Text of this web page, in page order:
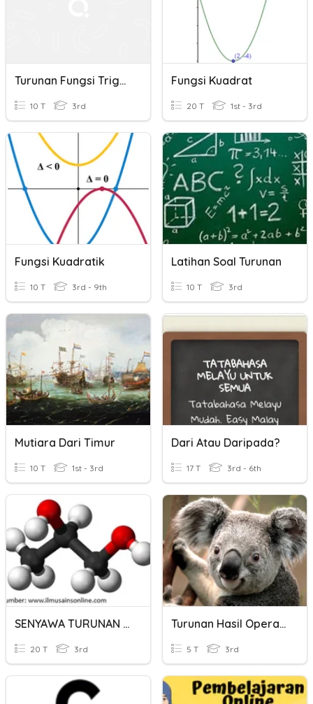
Turunan Fungsi Trigonometri
10 T 3rd
Fungsi Kuadrat
20 T 1st - 3rd
Fungsi Kuadratik
10 T 3rd - 9th
Latihan Soal Turunan
10 T 3rd
Mutiara Dari Timur
10 T 1st - 3rd
Dari Atau Daripada?
17 T 3rd - 6th
SENYAWA TURUNAN ALKANA
20 T 3rd
Turunan Hasil Operasi Fungsi
5 T 3rd